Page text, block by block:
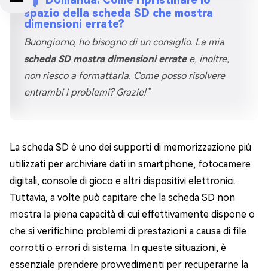
spazio della scheda SD che mostra
dimensioni errate?
Buongiorno, ho bisogno di un consiglio. La mia
scheda SD mostra dimensioni erratee, inoltre,
non riesco a formattarla. Come posso risolvere
entrambi i problemi? Grazie!”
La scheda SD è uno dei supporti di memorizzazione più
utilizzati per archiviare dati in smartphone, fotocamere
digitali, console di gioco e altri dispositivi elettronici.
Tuttavia, a volte può capitare che la scheda SD non
mostra la piena capacità di cui effettivamente dispone o
che si verifichino problemi di prestazioni a causa di file
corrotti o errori di sistema. In queste situazioni, è
essenziale prendere provvedimenti per recuperarne la